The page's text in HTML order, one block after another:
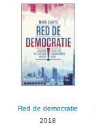
Red de democratie
2018